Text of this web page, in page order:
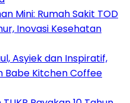
Mini: Rumah Sakit TOD
Inovasi Kesehatan
Asyiek dan Inspiratif,
Babe Kitchen Coffee